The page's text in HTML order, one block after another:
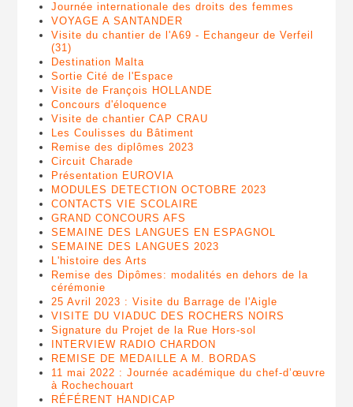
Journée internationale des droits des femmes
VOYAGE A SANTANDER
Visite du chantier de l'A69 - Echangeur de Verfeil
(31)
Destination Malta
Sortie Cité de l'Espace
Visite de François HOLLANDE
Concours d'éloquence
Visite de chantier CAP CRAU
Les Coulisses du Bâtiment
Remise des diplômes 2023
Circuit Charade
Présentation EUROVIA
MODULES DETECTION OCTOBRE 2023
CONTACTS VIE SCOLAIRE
GRAND CONCOURS AFS
SEMAINE DES LANGUES EN ESPAGNOL
SEMAINE DES LANGUES 2023
L'histoire des Arts
Remise des Dipômes: modalités en dehors de la
cérémonie
25 Avril 2023 : Visite du Barrage de l'Aigle
VISITE DU VIADUC DES ROCHERS NOIRS
Signature du Projet de la Rue Hors-sol
INTERVIEW RADIO CHARDON
REMISE DE MEDAILLE A M. BORDAS
11 mai 2022 : Journée académique du chef-d’œuvre
à Rochechouart
RÉFÉRENT HANDICAP